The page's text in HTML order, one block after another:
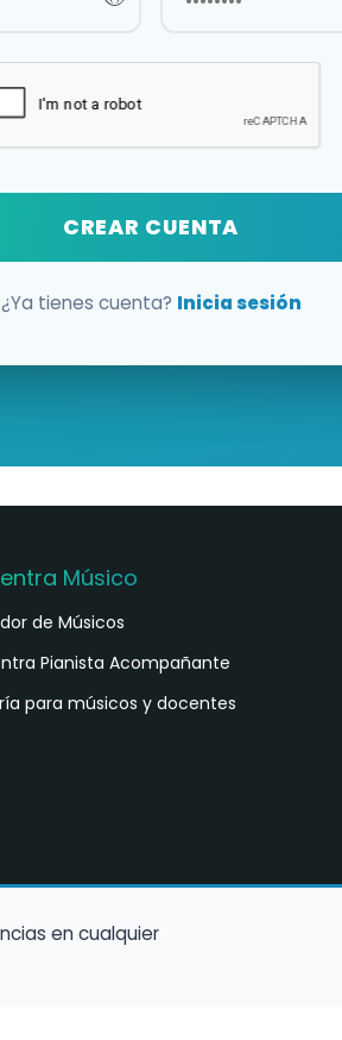
CREAR CUENTA
¿Ya tienes cuenta? Inicia sesión
Músico
de Músicos
Pianista Acompañante
para músicos y docentes
en cualquier